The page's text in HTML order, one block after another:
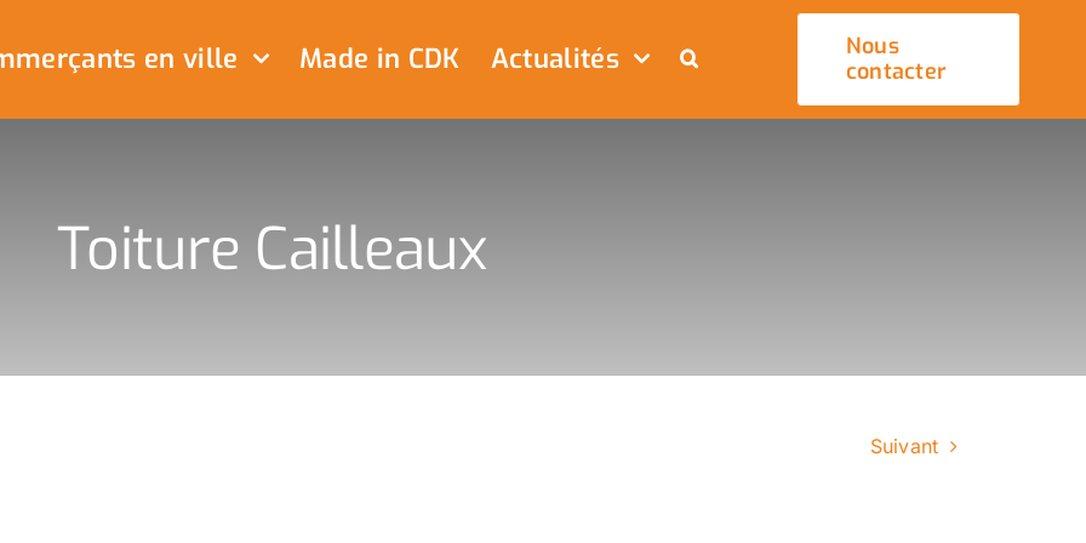
en ville Made in CDK Actualités
Nous
contacter
Toiture Cailleaux
Suivant